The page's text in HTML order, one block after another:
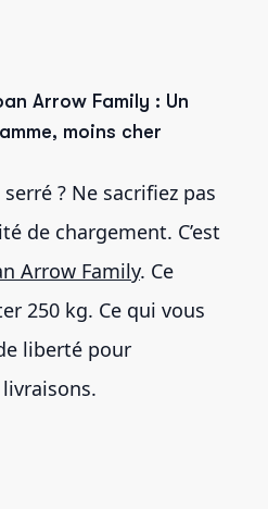
Arrow Family : Un
moins cher
? Ne sacrifiez pas
de chargement. C’est
Arrow Family. Ce
250 kg. Ce qui vous
liberté pour